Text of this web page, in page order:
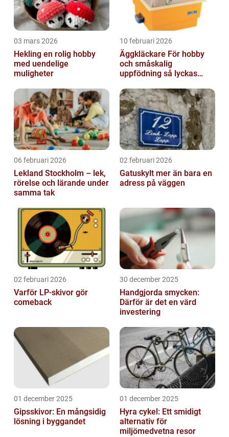
03 mars 2026
Hekling en rolig hobby
med uendelige
muligheter
10 februari 2026
Äggkläckare För hobby
och småskalig
uppfödning så lyckas
06 februari 2026
Lekland Stockholm – lek,
rörelse och lärande under
samma tak
02 februari 2026
Gatuskylt mer än bara en
adress på väggen
02 februari 2026
Varför LP-skivor gör
comeback
30 december 2025
Handgjorda smycken:
Därför är det en värd
investering
01 december 2025
Gipsskivor: En mångsidig
lösning i byggandet
01 december 2025
Hyra cykel: Ett smidigt
alternativ för
miljömedvetna resor